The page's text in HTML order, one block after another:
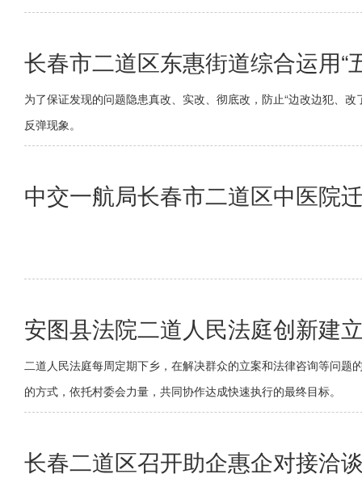
长春市二道区东惠街道综合运用
为了保证发现的问题隐患真改、实改、彻底改，防止“边改边犯、
反弹现象。
中交一航局长春市二道区中医院
安图县法院二道人民法庭创新建
二道人民法庭每周定期下乡，在解决群众的立案和法律咨询等问
的方式，依托村委会力量，共同协作达成快速执行的最终目标。
长春二道区召开助企惠企对接洽